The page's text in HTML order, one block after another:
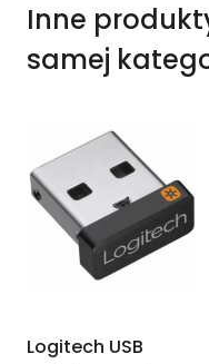
Inne
samej
Logitech USB